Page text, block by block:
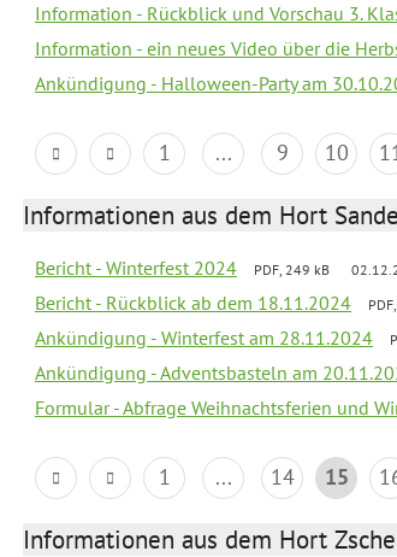
Information - Rückblick und Vorschau 3.
Information - ein neues Video über die
Ankündigung - Halloween-Party am
1 ... 9 10
Informationen aus dem Hort
Bericht - Winterfest 2024 PDF, 249 kB
Bericht - Rückblick ab dem 18.11.2024
Ankündigung - Winterfest am 28.11.2024
Ankündigung - Adventsbasteln am
Formular - Abfrage Weihnachtsferien und
1 ... 14 15
Informationen aus dem Hort